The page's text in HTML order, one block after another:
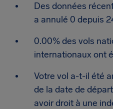
Des données
a annulé 0 depuis
0.00% des vols
internationaux ont
Votre vol a-t-il été
de la date de
avoir droit à une